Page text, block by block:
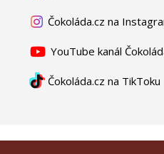
Čokoláda.cz na
YouTube kanál
Čokoláda.cz na TikToku